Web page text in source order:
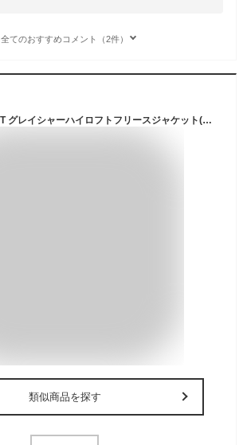
全てのおすすめコメント（2件）
マーモット MARMOT グレイシャーハイロフトフリースジャケット(メンズ) [サイズ：L] [カラー：ブラック] #TOMUJL37-BK 【あす楽 送料無料】【スポーツ・アウトドア アウトドア ウェア】【Glacier Highloft Fleece Jacket】
類似商品を探す